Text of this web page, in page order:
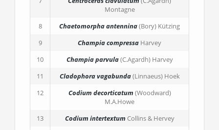
Montagne
8
Chaetomorpha antennina(Bory) Kützing
9
Champia compressa Harvey
10
Champia parvula(C.Agardh) Harvey
11
Cladophora vagabunda(Linnaeus) Hoek
12
Codium decorticatum (Woodward)
M.A.Howe
13
Codium intertextum Collins & Hervey